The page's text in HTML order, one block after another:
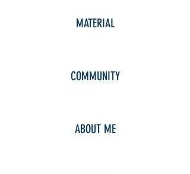
MATERIAL
COMMUNITY
ABOUT ME